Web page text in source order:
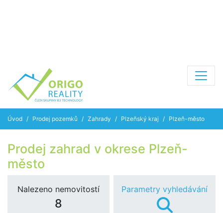
Úvod Prodej pozemků Zahrady Plzeňský kraj Plzeň-město
Prodej zahrad v okrese Plzeň-
město
Nalezeno nemovitostí
8
Parametry vyhledávání